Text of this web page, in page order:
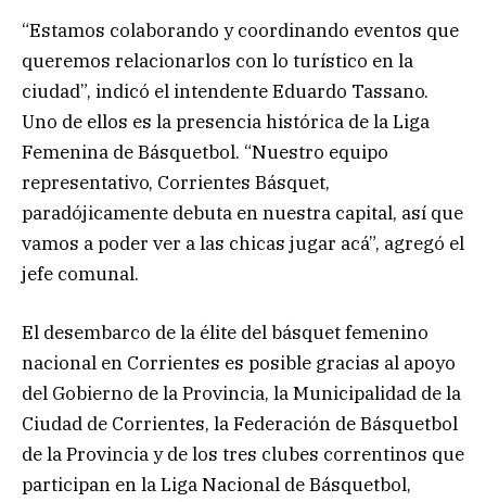
“Estamos colaborando y coordinando eventos que
queremos relacionarlos con lo turístico en la
ciudad”, indicó el intendente Eduardo Tassano.
Uno de ellos es la presencia histórica de la Liga
Femenina de Básquetbol. “Nuestro equipo
representativo, Corrientes Básquet,
paradójicamente debuta en nuestra capital, así que
vamos a poder ver a las chicas jugar acá”, agregó el
jefe comunal.
El desembarco de la élite del básquet femenino
nacional en Corrientes es posible gracias al apoyo
del Gobierno de la Provincia, la Municipalidad de la
Ciudad de Corrientes, la Federación de Básquetbol
de la Provincia y de los tres clubes correntinos que
participan en la Liga Nacional de Básquetbol,